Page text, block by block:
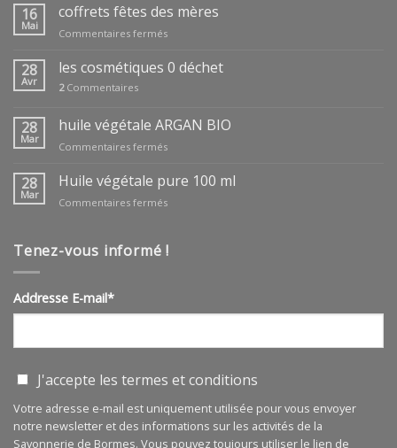
16
Mai
coffrets fêtes des mères
Commentaires ferméssur
fêtes
28
Avr
les cosmétiques 0 déchet
2Commentaires
28
Mar
huile végétale ARGAN BIO
Commentaires ferméssur
végétale
BIO
28
Mar
Huile végétale pure 100 ml
Commentaires ferméssur
pure
Tenez-vous informé !
Addresse E-mail*
J'accepte les termes et conditions
Votre adresse e-mail est uniquement utilisée pour vous envoyer
notre newsletter et des informations sur les activités de la
Savonnerie de Bormes. Vous pouvez toujours utiliser le lien de